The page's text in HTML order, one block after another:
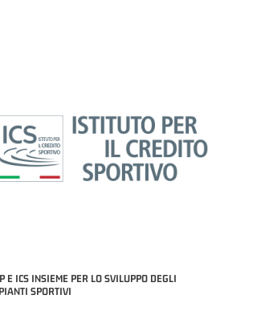
E ICS INSIEME PER LO SVILUPPO DEGLI
SPORTIVI